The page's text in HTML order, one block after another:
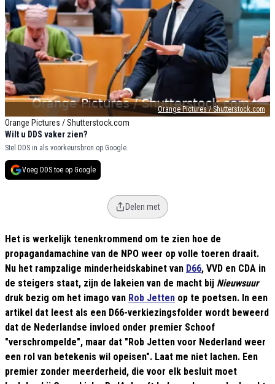
Orange Pictures / Shutterstock.com
Orange Pictures / Shutterstock.com
Wilt u DDS vaker zien?
Stel DDS in als voorkeursbron op Google.
Voeg DDS toe op Google
Delen met
Het is werkelijk tenenkrommend om te zien hoe de
propagandamachine van de NPO weer op volle toeren draait.
Nu het rampzalige minderheidskabinet van D66, VVD en CDA in
de steigers staat, zijn de lakeien van de macht bij Nieuwsuur
druk bezig om het imago van Rob Jetten op te poetsen. In een
artikel dat leest als een D66-verkiezingsfolder wordt beweerd
dat de Nederlandse invloed onder premier Schoof
"verschrompelde", maar dat "Rob Jetten voor Nederland weer
een rol van betekenis wil opeisen". Laat me niet lachen. Een
premier zonder meerderheid, die voor elk besluit moet